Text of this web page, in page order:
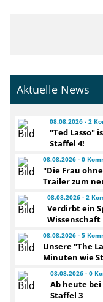
Aktuelle News
08.08.2026 - 2
"Ted Lasso"
Staffel 4!
08.08.2026 - 0
"Die Frau
Trailer zum
08.08.2026 - 2
Verdirbt ein
Wissenschaft
08.08.2026 - 5
Unsere "The
Minuten wie
08.08.2026 - 0
Ab heute
Staffel 3